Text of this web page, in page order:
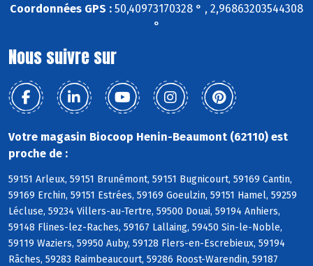
Coordonnées GPS : 50,40973170328 ° , 2,96863203544308
°
Nous suivre sur
Votre magasin Biocoop Henin-Beaumont (62110) est
proche de :
59151 Arleux, 59151 Brunémont, 59151 Bugnicourt, 59169 Cantin,
59169 Erchin, 59151 Estrées, 59169 Goeulzin, 59151 Hamel, 59259
Lécluse, 59234 Villers-au-Tertre, 59500 Douai, 59194 Anhiers,
59148 Flines-lez-Raches, 59167 Lallaing, 59450 Sin-le-Noble,
59119 Waziers, 59950 Auby, 59128 Flers-en-Escrebieux, 59194
Râches, 59283 Raimbeaucourt, 59286 Roost-Warendin, 59187